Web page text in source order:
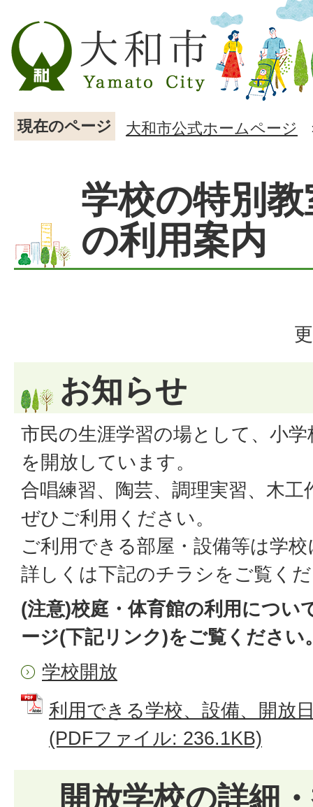
現在のページ 大和市公式ホームページ
学校の特別
の利用案内
お知らせ
市民の生涯学習の場として、小
を開放しています。
合唱練習、陶芸、調理実習、木
ぜひご利用ください。
ご利用できる部屋・設備等は学
詳しくは下記のチラシをご覧く
(注意)校庭・体育館の利用につい
ージ(下記リンク)をご覧ください
学校開放
利用できる学校、設備、開放
(PDFファイル: 236.1KB)
開放学校の詳細